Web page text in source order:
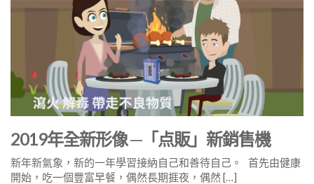
2019年全新形像 ─「点販」新銷售機
新年新氣象，新的一年學習接納自己和善待自己。 首先由健康
開始，吃一個豐富早餐，偶然長期捱夜，偶然 […]